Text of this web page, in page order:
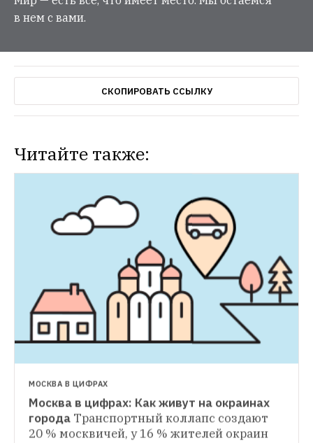
в нем с вами.
СКОПИРОВАТЬ ССЫЛКУ
Читайте также:
МОСКВА В ЦИФРАХ
Москва в цифрах: На сколько поправилась
МОСКВА В ЦИФРАХ
Москва в цифрах: Как живут на окраинах
города Транспортный коллапс создают
20 % москвичей, у 16 % жителей окраин